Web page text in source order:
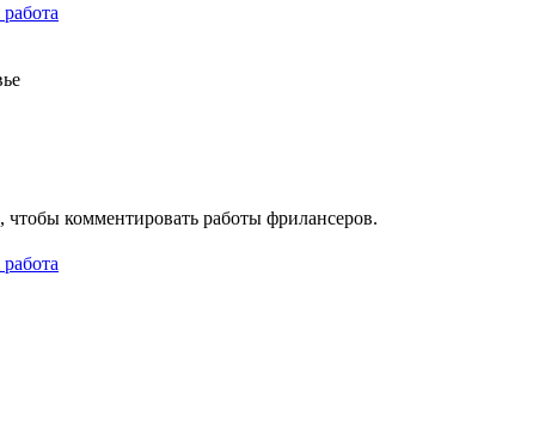
, чтобы комментировать работы фрилансеров.